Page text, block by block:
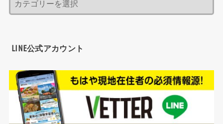
LINE公式アカウント